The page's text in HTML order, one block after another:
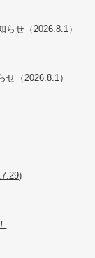
せ（2026.8.1）
（2026.8.1）